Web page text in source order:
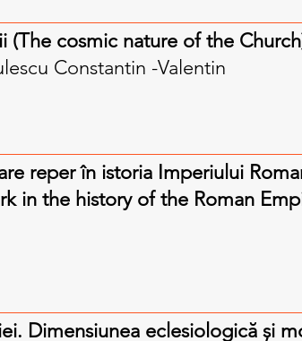
(The cosmic nature of the
Constantin -Valentin
reper în istoria Imperiului
in the history of the Roman
Dimensiunea eclesiologică şi